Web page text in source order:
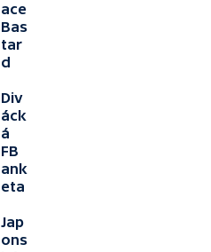
ace
Bas
tar
d
Div
áck
á
FB
ank
eta
Jap
ons